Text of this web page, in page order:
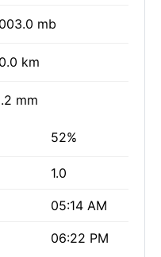
mb
km
mm
52%
1.0
05:14 AM
06:22 PM